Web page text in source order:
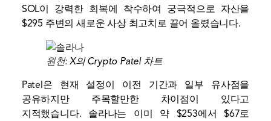
SOL이 강력한 회복에 착수하여 궁극적으로 자산을
$295 주변의 새로운 사상 최고치로 끌어 올렸습니다.
원천:X의 Crypto Patel 차트
Patel은 현재 설정이 이전 기간과 일부 유사점을
공유하지만 주목할만한 차이점이 있다고
지적했습니다. 솔라나는 이미 약 $253에서 $67로